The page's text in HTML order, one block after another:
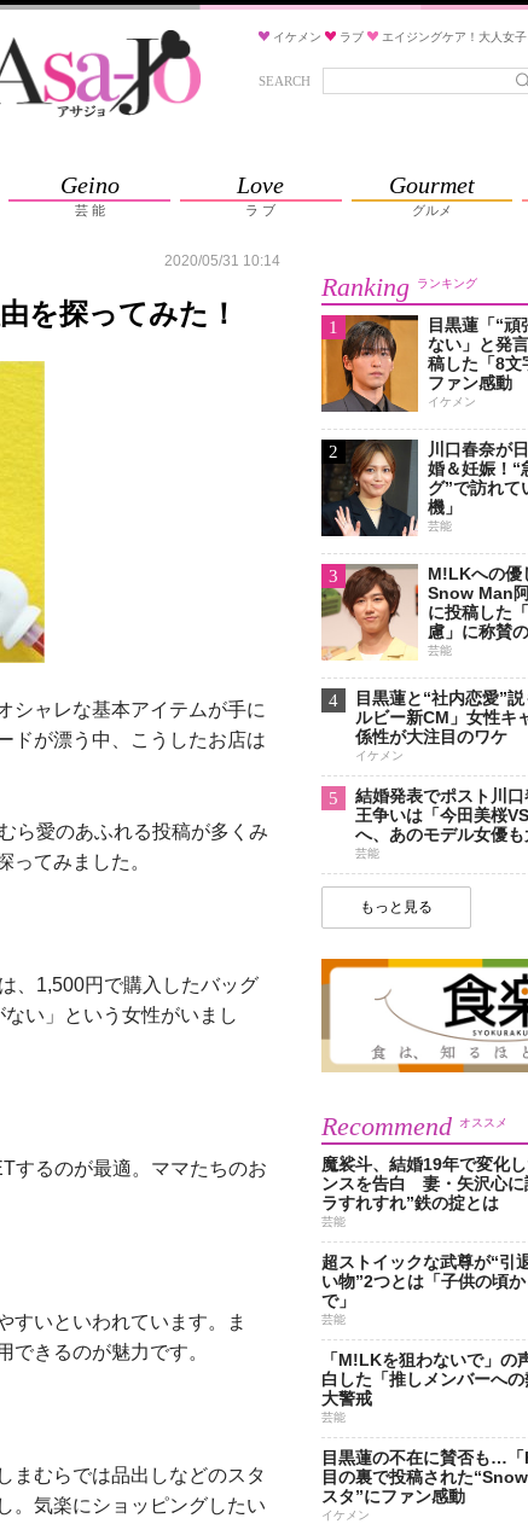
イケメン ラブ エイジングケア！大人女
SEARCH
Geino
芸 能
Love
ラ ブ
Gourmet
グルメ
2020/05/31 10:14
を探ってみた！
シャレな基本アイテムが手に
ドが漂う中、こうしたお店は
ら愛のあふれる投稿が多くみ
ってみました。
、1,500円で購入したバッグ
い」という女性がいまし
するのが最適。ママたちのお
いといわれています。ま
きるのが魅力です。
まむらでは品出しなどのスタ
。気楽にショッピングしたい
Ranking ランキング
1
目黒蓮「“頑
ない」と発
稿した「8文
ファン感動
イケメン
2
川口春奈が
婚＆妊娠！“
グ”で訪れて
機」
芸能
3
M!LKへの優
Snow Man
に投稿した
慮」に称賛
芸能
4
目黒蓮と“社内恋愛”
ルビー新CM」女性キ
係性が大注目のワケ
イケメン
5
結婚発表でポスト川
王争いは「今田美桜
へ、あのモデル女優
芸能
もっと見る
Recommend オススメ
魔裟斗、結婚19年で変化
ンスを告白 妻・矢沢心に
ラすれすれ”鉄の掟とは
芸能
超ストイックな武尊が“引
い物”2つとは「子供の頃
で」
芸能
「M!LKを狙わないで」
白した「推しメンバーへ
大警戒
芸能
目黒蓮の不在に賛否も…
目の裏で投稿された
スタ”にファン感動
イケメン